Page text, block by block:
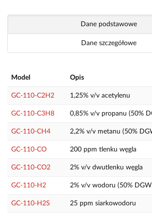
Dane podstawowe
Dane szczegółowe
Model Opis
GC-110-C2H2 1,25% v/v acetylenu
GC-110-C3H8 0,85% v/v propanu (50%
GC-110-CH4 2,2% v/v metanu (50%
GC-110-CO 200 ppm tlenku węgla
GC-110-CO2 2% v/v dwutlenku węgla
GC-110-H2 2% v/v wodoru (50%
GC-110-H2S 25 ppm siarkowodoru